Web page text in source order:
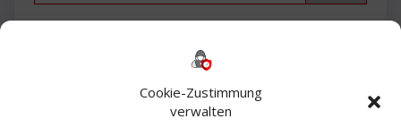
Cookie-Zustimmung
verwalten
Bautagebuch
Exchange firewall Fritzbox
Microsoft